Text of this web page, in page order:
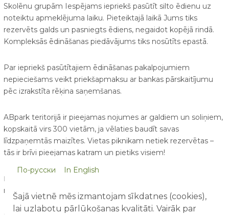
Skolēnu grupām Iespējams iepriekš pasūtīt silto ēdienu uz
noteiktu apmeklējuma laiku. Pieteiktajā laikā Jums tiks
rezervēts galds un pasniegts ēdiens, negaidot kopējā rindā.
Kompleksās ēdināšanas piedāvājums tiks nosūtīts epastā.
Par iepriekš pasūtītajiem ēdināšanas pakalpojumiem
nepieciešams veikt priekšapmaksu ar bankas pārskaitījumu
pēc izrakstīta rēķina saņemšanas.
ABpark teritorijā ir pieejamas nojumes ar galdiem un soliņiem,
kopskaitā virs 300 vietām, ja vēlaties baudīt savas
līdzpaņemtās maizītes. Vietas piknikam netiek rezervētas –
tās ir brīvi pieejamas katram un pietiks visiem!
Ņemot vērā parka plašo teritoriju un apmeklētāju skaitu
rekomendējam ieplānot apmeklējumam vismaz 4h.
По-русски In English
Šajā vietnē mēs izmantojam sīkdatnes (cookies),
lai uzlabotu pārlūkošanas kvalitāti. Vairāk par